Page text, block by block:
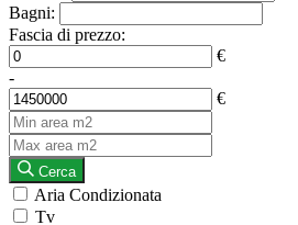
Bagni:
Fascia di prezzo:
€
-
€
Cerca
Aria Condizionata
Tv